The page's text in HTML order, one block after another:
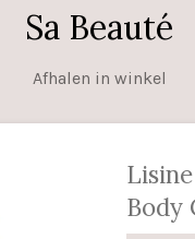
Sa Beauté
Afhalen in winkel
Body